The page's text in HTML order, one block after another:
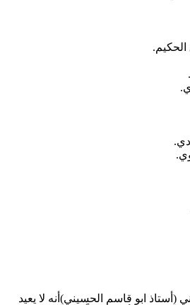
ابو قاسم الحسيني)أنه لا يعيد